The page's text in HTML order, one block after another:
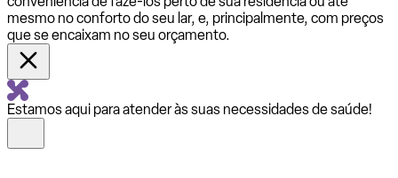
mesmo no conforto do seu lar, e, principalmente, com preços
que se encaixam no seu orçamento.
Estamos aqui para atender às suas necessidades de saúde!